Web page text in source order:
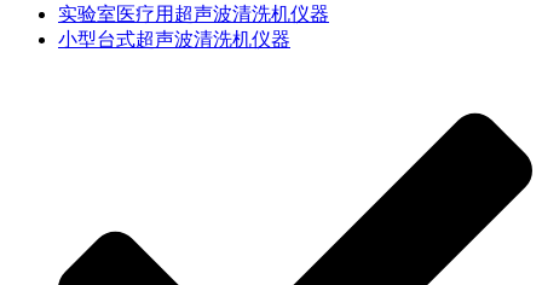
实验室医疗用超声波清洗机仪器
小型台式超声波清洗机仪器